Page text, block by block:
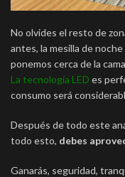
No olvides el resto de
antes, la mesilla de
ponemos cerca de la
La tecnología LED es
consumo será
Después de todo este
todo esto, debes
Ganarás, seguridad,